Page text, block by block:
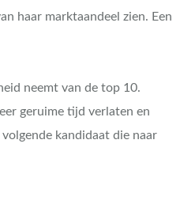
haar marktaandeel zien. Een
neemt van de top 10.
geruime tijd verlaten en
kandidaat die naar